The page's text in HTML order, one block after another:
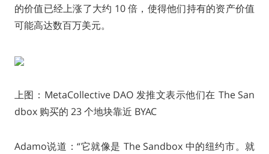
的价值已经上涨了大约 10 倍，使得他们持有的资产价值
可能高达数百万美元。
上图：MetaCollective DAO 发推文表示他们在 The San
dbox 购买的 23 个地块靠近 BYAC
Adamo说道：“它就像是 The Sandbox 中的纽约市。就